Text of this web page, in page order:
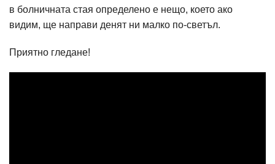
в болничната стая определено е нещо, което ако
видим, ще направи денят ни малко по-светъл.
Приятно гледане!